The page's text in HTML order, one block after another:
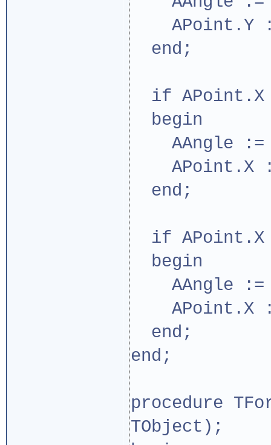
APoint.Y :=
end;
if APoint.X
begin
AAngle :=
APoint.X
end;
if APoint.X
begin
AAngle :=
APoint.X :=
end;
end;
procedure
TObject);